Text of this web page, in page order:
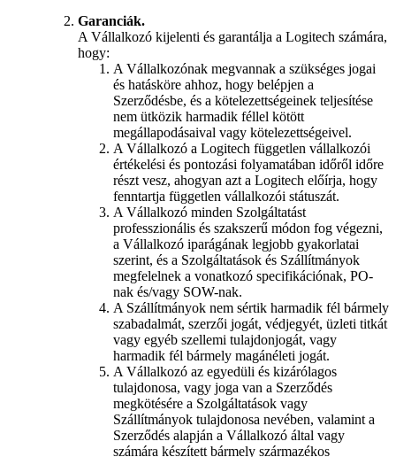
Garanciák.
A Vállalkozó kijelenti és garantálja a Logitech számára,
hogy:
A Vállalkozónak megvannak a szükséges jogai
és hatásköre ahhoz, hogy belépjen a
Szerződésbe, és a kötelezettségeinek teljesítése
nem ütközik harmadik féllel kötött
megállapodásaival vagy kötelezettségeivel.
A Vállalkozó a Logitech független vállalkozói
értékelési és pontozási folyamatában időről időre
részt vesz, ahogyan azt a Logitech előírja, hogy
fenntartja független vállalkozói státuszát.
A Vállalkozó minden Szolgáltatást
professzionális és szakszerű módon fog végezni,
a Vállalkozó iparágának legjobb gyakorlatai
szerint, és a Szolgáltatások és Szállítmányok
megfelelnek a vonatkozó specifikációnak, PO-
nak és/vagy SOW-nak.
A Szállítmányok nem sértik harmadik fél bármely
szabadalmát, szerzői jogát, védjegyét, üzleti titkát
vagy egyéb szellemi tulajdonjogát, vagy
harmadik fél bármely magánéleti jogát.
A Vállalkozó az egyedüli és kizárólagos
tulajdonosa, vagy joga van a Szerződés
megkötésére a Szolgáltatások vagy
Szállítmányok tulajdonosa nevében, valamint a
Szerződés alapján a Vállalkozó által vagy
számára készített bármely származékos